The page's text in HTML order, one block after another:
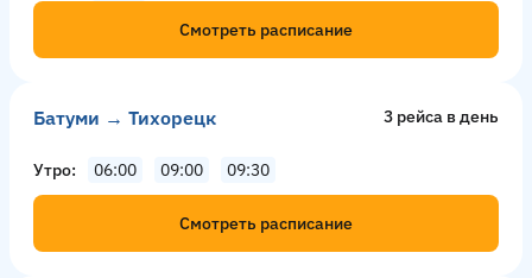
Смотреть расписание
Батуми → Тихорецк 3 рейсa в день
Утро 06:00 09:00 09:30
Смотреть расписание